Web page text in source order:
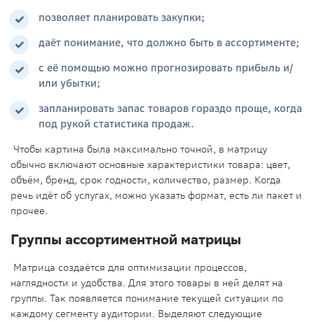
позволяет планировать закупки;
даёт понимание, что должно быть в ассортименте;
с её помощью можно прогнозировать прибыль и/
или убытки;
запланировать запас товаров гораздо проще, когда
под рукой статистика продаж.
Чтобы картина была максимально точной, в матрицу
обычно включают основные характеристики товара: цвет,
объём, бренд, срок годности, количество, размер. Когда
речь идёт об услугах, можно указать формат, есть ли пакет и
прочее.
Группы ассортиментной матрицы
Матрица создаётся для оптимизации процессов,
наглядности и удобства. Для этого товары в ней делят на
группы. Так появляется понимание текущей ситуации по
каждому сегменту аудитории. Выделяют следующие